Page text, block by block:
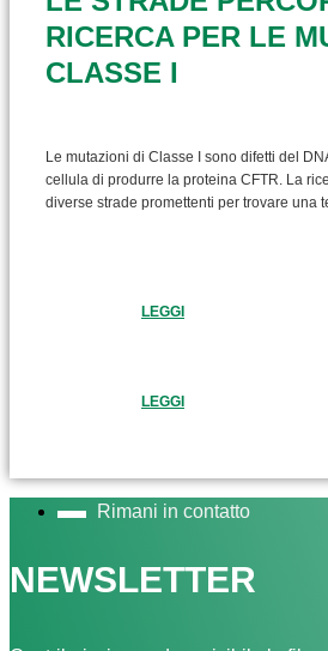
RICERCA PER LE
CLASSE I
Le mutazioni di Classe I sono difetti del
cellula di produrre la proteina CFTR. La
diverse strade promettenti per trovare una
LEGGI
LEGGI
Rimani in contatto
NEWSLETTER